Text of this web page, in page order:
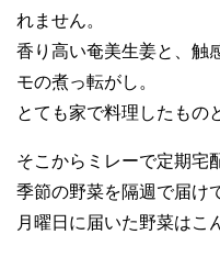
れません。
香り高い奄美生姜と、触
モの煮っ転がし。
とても家で料理したもの
そこからミレーで定期宅
季節の野菜を隔週で届け
月曜日に届いた野菜はこ